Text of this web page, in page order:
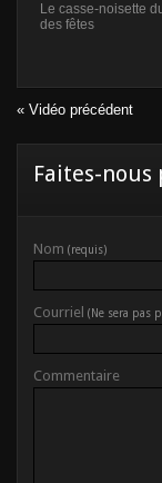
Le casse-noisette
des fêtes
« Vidéo précédent
Faites-nous
Nom (requis)
Courriel (Ne sera pas
Commentaire